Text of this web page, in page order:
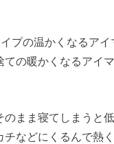
プの温かくなるア
の暖かくなるアイ
まま寝てしまうと
などにくるんで熱